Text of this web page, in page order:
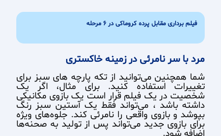
فیلم برداری مقابل پرده کروماکی در ۶ مرحله
مرد با سر نامرئی در زمینه خاکستری
شما همچنین می‌توانید از تکه پارچه های سبز برای
تغییرات استفاده کنید. برای مثال، اگر یک
شخصیت در یک فیلم قرار است یک بازوی مکانیکی
داشته باشد ، می‌تواند فقط یک آستین سبز رنگ
بپوشد و بازوی واقعی را نامرئی کند. جلوه‌های ویژه
برای بازوی جدید می‌تواند پس از تولید به صحنه‌ها